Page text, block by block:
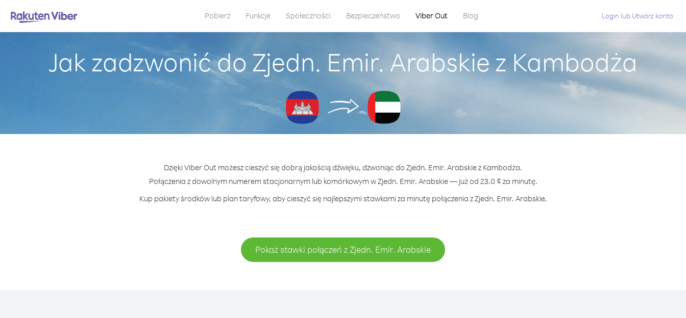
Pobierz Funkcje Społeczności Bezpieczeństwo Viber Out Blog Login lub Utwórz konto
Jak zadzwonić do Zjedn. Emir. Arabskie z Kambodża
Dzięki Viber Out możesz cieszyć się dobrą jakością dźwięku, dzwoniąc do Zjedn. Emir. Arabskie z Kambodża.
Połączenia z dowolnym numerem stacjonarnym lub komórkowym w Zjedn. Emir. Arabskie — już od 23.0 ¢ za minutę.
Kup pakiety środków lub plan taryfowy, aby cieszyć się najlepszymi stawkami za minutę połączenia z Zjedn. Emir. Arabskie.
Pokaż stawki połączeń z Zjedn. Emir. Arabskie